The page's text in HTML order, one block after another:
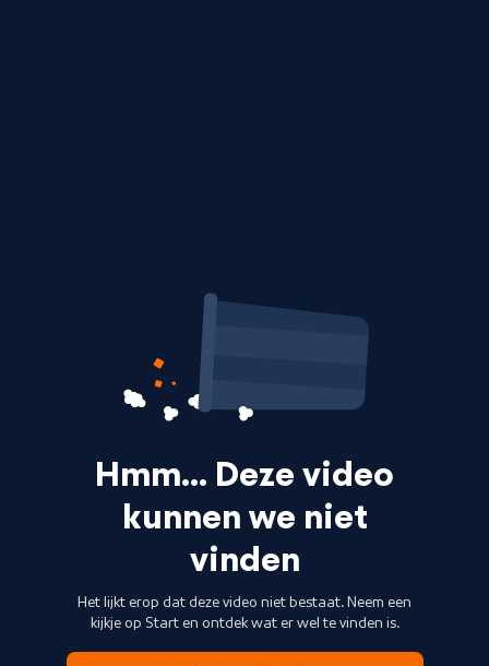
Hmm… Deze video
kunnen we niet
vinden
Het lijkt erop dat deze video niet bestaat. Neem een
kijkje op Start en ontdek wat er wel te vinden is.